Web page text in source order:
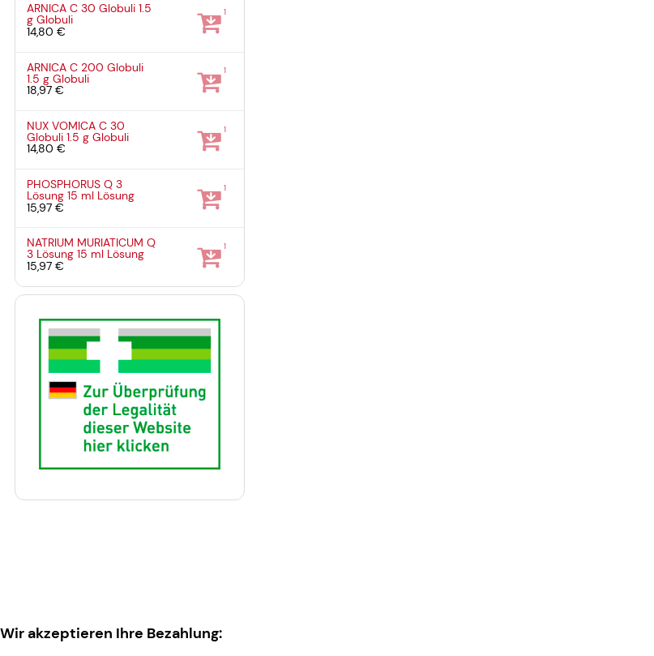
ARNICA C 30 Globuli1.5
gGlobuli
14,80 €
1
ARNICA C 200 Globuli
1.5 gGlobuli
18,97 €
1
NUX VOMICA C 30
Globuli1.5 gGlobuli
14,80 €
1
PHOSPHORUS Q 3
Lösung15 ml Lösung
15,97 €
1
NATRIUM MURIATICUM Q
3 Lösung15 ml Lösung
15,97 €
1
Wir akzeptieren Ihre Bezahlung: